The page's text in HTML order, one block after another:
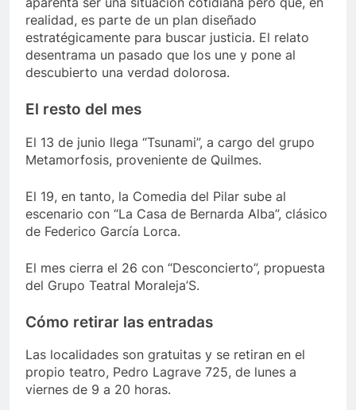
realidad, es parte de un plan diseñado
estratégicamente para buscar justicia. El relato
desentrama un pasado que los une y pone al
descubierto una verdad dolorosa.
El resto del mes
El 13 de junio llega “Tsunami”, a cargo del grupo
Metamorfosis, proveniente de Quilmes.
El 19, en tanto, la Comedia del Pilar sube al
escenario con “La Casa de Bernarda Alba”, clásico
de Federico García Lorca.
El mes cierra el 26 con “Desconcierto”, propuesta
del Grupo Teatral Moraleja’S.
Cómo retirar las entradas
Las localidades son gratuitas y se retiran en el
propio teatro, Pedro Lagrave 725, de lunes a
viernes de 9 a 20 horas.